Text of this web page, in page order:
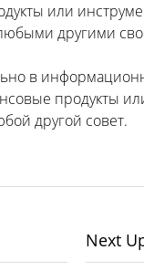
или
другими
в
продукты
другой совет.
Next